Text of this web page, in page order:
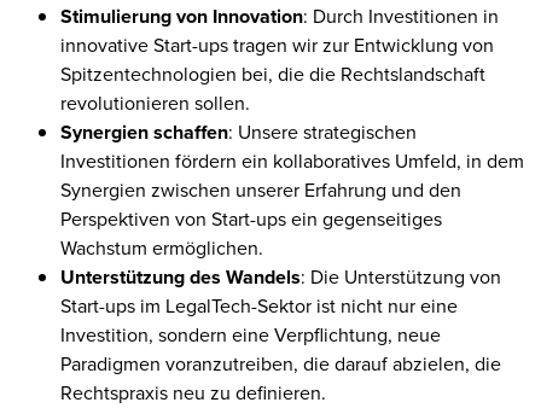
Stimulierung von Innovation: Durch Investitionen in
innovative Start-ups tragen wir zur Entwicklung von
Spitzentechnologien bei, die die Rechtslandschaft
revolutionieren sollen.
Synergien schaffen: Unsere strategischen
Investitionen fördern ein kollaboratives Umfeld, in dem
Synergien zwischen unserer Erfahrung und den
Perspektiven von Start-ups ein gegenseitiges
Wachstum ermöglichen.
Unterstützung des Wandels: Die Unterstützung von
Start-ups im LegalTech-Sektor ist nicht nur eine
Investition, sondern eine Verpflichtung, neue
Paradigmen voranzutreiben, die darauf abzielen, die
Rechtspraxis neu zu definieren.